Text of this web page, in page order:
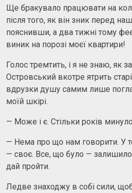
Ще бракувало працювати на
після того, як він зник перед
пояснивши, а два тижні тому
виник на порозі моєї квартири!
Голос тремтить, і я не знаю, як
Островський вкотре ятрить
вдрузки душу самим лише
моїй шкірі.
— Може і є. Стільки років
— Нема про що нам говорити. У
— своє. Все, що було —
дай пройти.
Ледве знаходжу в собі сили,